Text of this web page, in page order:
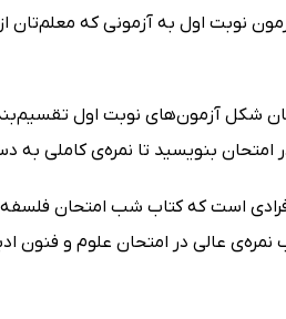
تنها دو آزمون نوبت اول به آزمونی که
شکل آزمون‌های نوبت اول
بنویسید تا نمره‌ی کاملی به
است که کتاب شب امتحان فلسفه